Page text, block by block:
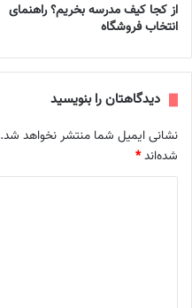
از کجا کیف مدرسه بخریم؟ راهنمای
انتخاب فروشگاه
دیدگاهتان را بنویسید
نشانی ایمیل شما منتشر نخواهد شد.
شده‌اند*